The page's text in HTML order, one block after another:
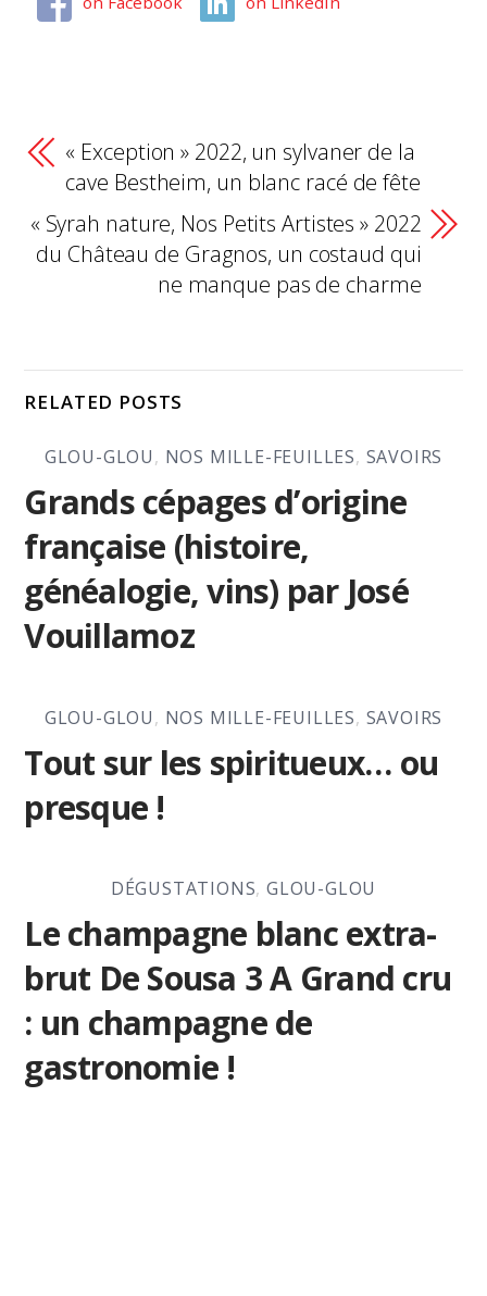
« Exception » 2022, un sylvaner de la
cave Bestheim, un blanc racé de fête
« Syrah nature, Nos Petits Artistes » 2022
du Château de Gragnos, un costaud qui
ne manque pas de charme
RELATED POSTS
GLOU-GLOU, NOS MILLE-FEUILLES, SAVOIRS
Grands cépages d’origine
française (histoire,
généalogie, vins) par José
Vouillamoz
GLOU-GLOU, NOS MILLE-FEUILLES, SAVOIRS
Tout sur les spiritueux… ou
presque !
DÉGUSTATIONS, GLOU-GLOU
Le champagne blanc extra-
brut De Sousa 3 A Grand cru
: un champagne de
gastronomie !